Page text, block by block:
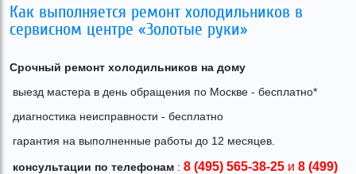
Как выполняется ремонт холодильников в
сервисном центре «Золотые руки»
Срочный ремонт холодильников на дому
выезд мастера в день обращения по Москве - бесплатно*
диагностика неисправности - бесплатно
гарантия на выполненные работы до 12 месяцев.
консультации по телефонам : 8 (495) 565-38-25 и 8 (499)